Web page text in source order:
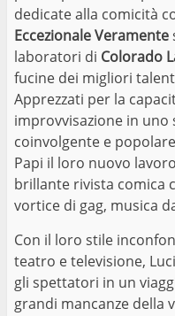
dedicate alla comicità
Eccezionale Veramente
laboratori di Colorado
fucine dei migliori
Apprezzati per la
improvvisazione in
coinvolgente e
Papi il loro nuovo lavoro
brillante rivista comica
vortice di gag, musica
Con il loro stile
teatro e televisione,
gli spettatori in un
grandi mancanze della